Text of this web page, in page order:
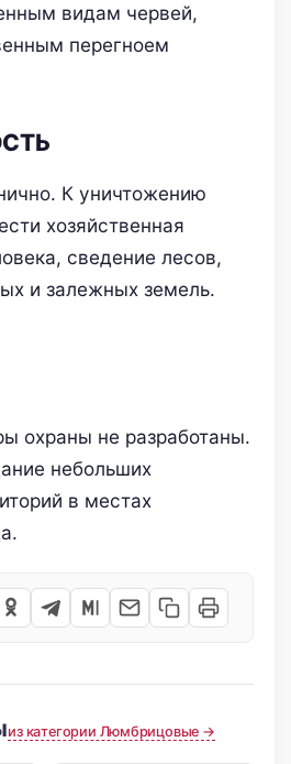
видам червей,
перегноем
К уничтожению
хозяйственная
сведение лесов,
и залежных земель.
охраны не разработаны.
небольших
в местах
из категории Люмбрицовые →